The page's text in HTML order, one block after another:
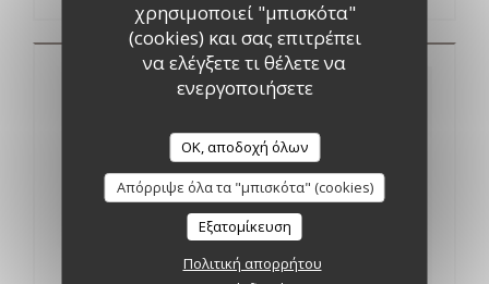
χρησιμοποιεί "μπισκότα"
(cookies) και σας επιτρέπει
να ελέγξετε τι θέλετε να
ενεργοποιήσετε
OK, αποδοχή όλων
Απόρριψε όλα τα "μπισκότα" (cookies)
Εξατομίκευση
Πολιτική απορρήτου